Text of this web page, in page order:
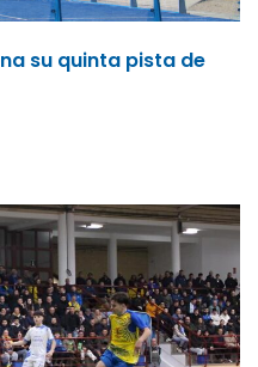
su quinta pista de